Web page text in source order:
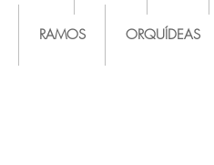
RAMOS ORQUÍDEAS